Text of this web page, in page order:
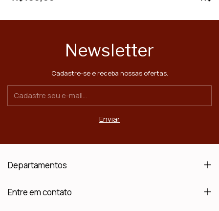
Newsletter
Cadastre-se e receba nossas ofertas.
Departamentos
Entre em contato